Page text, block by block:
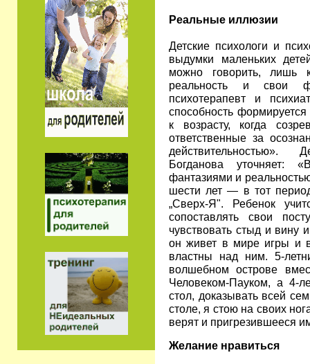
Реальные иллюзии
Детские психологи и
выдумки маленьких
можно говорить, лишь
реальность и свои
психотерапевт и
способность
к возрасту, когда
ответственные за
действительностью».
Богданова уточняет:
фантазиями и
шести лет — в тот
„Сверх-Я". Ребенок
сопоставлять свои
чувствовать стыд и вину
он живет в мире игры и
властны над ним. 5-
волшебном острове
Человеком-Пауком, а 4-
стол, доказывать всей
столе, я стою на своих
верят и пригрезившееся
Желание нравиться